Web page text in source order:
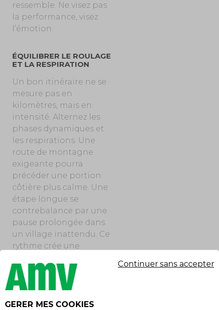
ressemble. Ne visez pas
la performance, visez
l’émotion.
ÉQUILIBRER LE ROULAGE
ET LA RESPIRATION
Un bon itinéraire ne se
mesure pas en
kilomètres, mais en
intensité. Alternez les
phases dynamiques et
les respirations. Une
route de montagne
exigeante pourra
précéder une portion
côtière plus calme. Une
étape longue se
contrebalance par une
pause prolongée dans
un village inattendu. Ce
rythme crée une
évite l’épuisement,
cultive l’enthousiasme.
Gardez toujours un peu
GERER MES COOKIES
Continuer sans accepter